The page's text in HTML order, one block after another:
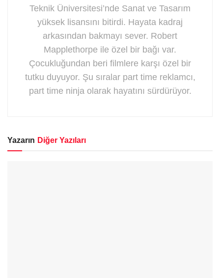
Teknik Üniversitesi’nde Sanat ve Tasarım
yüksek lisansını bitirdi. Hayata kadraj
arkasından bakmayı sever. Robert
Mapplethorpe ile özel bir bağı var.
Çocukluğundan beri filmlere karşı özel bir
tutku duyuyor. Şu sıralar part time reklamcı,
part time ninja olarak hayatını sürdürüyor.
Yazarın Diğer Yazıları